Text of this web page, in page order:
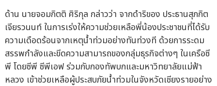
ด้าน นายจอมกิตติ ศิริกุล กล่าวว่า จากดำริของ ประธานสุภกิต
เจียรวนนท์ ในการเร่งให้ความช่วยเหลือพี่น้องประชาชนที่ได้รับ
ความเดือดร้อนจากเหตุน้ำท่วมอย่างทันท่วงที ด้วยการระดม
สรรพกำลังและขีดความสามารถของกลุ่มธุรกิจต่างๆ ในเครือซี
พี โดยซีพี ซีพีเอฟ ร่วมกับกองทัพบกและมหาวิทยาลัยแม่ฟ้า
หลวง เข้าช่วยเหลือผู้ประสบภัยน้ำท่วมในจังหวัดเชียงรายอย่าง